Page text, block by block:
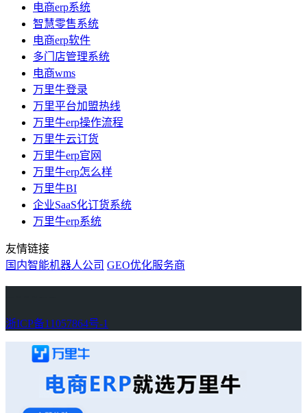
电商erp系统
智慧零售系统
电商erp软件
多门店管理系统
电商wms
万里牛登录
万里平台加盟热线
万里牛erp操作流程
万里牛云订货
万里牛erp官网
万里牛erp怎么样
万里牛BI
企业SaaS化订货系统
万里牛erp系统
友情链接
国内智能机器人公司 GEO优化服务商
浙ICP备11057864号-1